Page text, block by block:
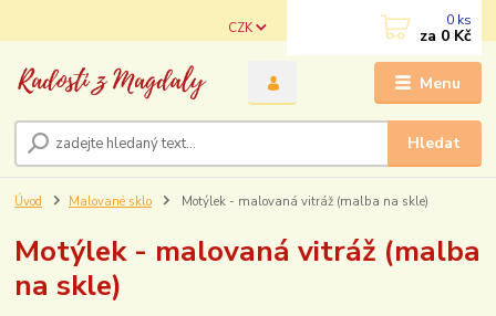
Menu
CZK
Hledat
0 ks
za 0 Kč
Úvod Malované sklo Motýlek - malovaná vitráž (malba na skle)
Motýlek - malovaná vitráž (malba
na skle)